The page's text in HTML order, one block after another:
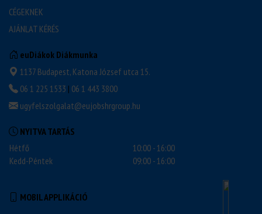
CÉGEKNEK
AJÁNLAT KÉRÉS
euDiákok Diákmunka
1137 Budapest, Katona József utca 15.
06 1 225 1533 | 06 1 443 3800
ugyfelszolgalat@eujobshrgroup.hu
NYITVA TARTÁS
Hétfő
10:00 - 16:00
Kedd-Péntek
09:00 - 16:00
MOBIL APPLIKÁCIÓ